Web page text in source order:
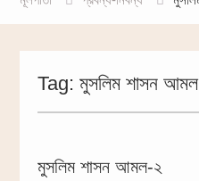
Tag: মুসলিম শাসন
মুসলিম শাসন আমল-২